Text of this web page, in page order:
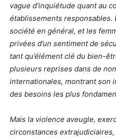
vague d’inquiétude quant au
établissements responsables.
société en général, et les
privées d’un sentiment de
tant qu’élément clé du bien-
plusieurs reprises dans de
internationales, montrant son
des besoins les plus
Mais la violence aveugle,
circonstances